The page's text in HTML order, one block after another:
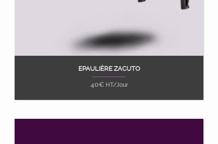
Ajouter au panier
EPAULIÈRE ZACUTO
40€ HT/Jour